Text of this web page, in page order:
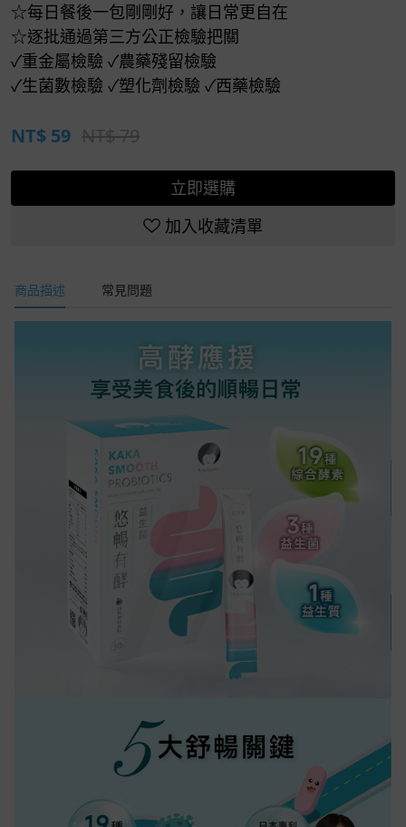
☆每日餐後一包剛剛好，讓日常更自在
☆逐批通過第三方公正檢驗把關
✓重金屬檢驗 ✓農藥殘留檢驗
✓生菌數檢驗 ✓塑化劑檢驗 ✓西藥檢驗
NT$ 59 NT$ 79
立即選購
加入收藏清單
商品描述 常見問題